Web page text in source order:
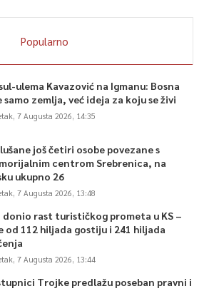
Popularno
ulema Kavazović na Igmanu: Bosna
samo zemlja, već ideja za koju se živi
7 Augusta 2026, 14:35
još četiri osobe povezane s
centrom Srebrenica, na
ukupno 26
7 Augusta 2026, 13:48
donio rast turističkog prometa u KS –
od 112 hiljada gostiju i 241 hiljada
7 Augusta 2026, 13:44
Trojke predlažu poseban pravni i